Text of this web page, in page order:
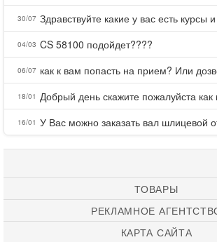
30/07 Здравствуйте какие у вас есть курсы
04/03 CS 58100 подойдет????
06/07
18/01
16/01
ТОВАРЫ
РЕКЛАМНОЕ
КАРТА САЙТА